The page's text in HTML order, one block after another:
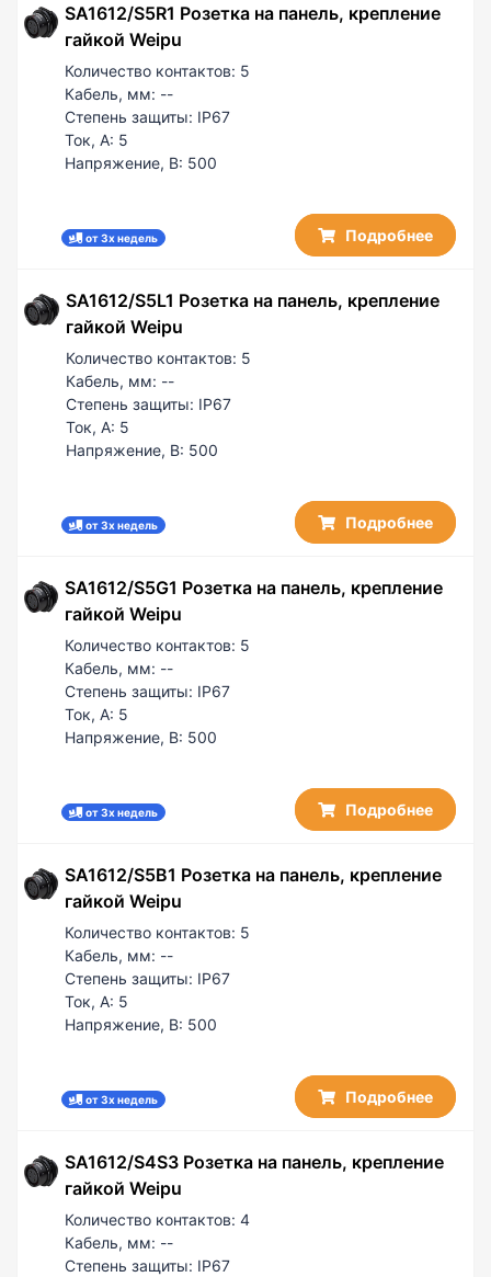
SA1612/S5R1 Розетка на панель, крепление
гайкой Weipu
Количество контактов: 5
Кабель, мм: --
Степень защиты: IP67
Ток, А: 5
Напряжение, В: 500
от 3х недель Подробнее
SA1612/S5L1 Розетка на панель, крепление
гайкой Weipu
Количество контактов: 5
Кабель, мм: --
Степень защиты: IP67
Ток, А: 5
Напряжение, В: 500
от 3х недель Подробнее
SA1612/S5G1 Розетка на панель, крепление
гайкой Weipu
Количество контактов: 5
Кабель, мм: --
Степень защиты: IP67
Ток, А: 5
Напряжение, В: 500
от 3х недель Подробнее
SA1612/S5B1 Розетка на панель, крепление
гайкой Weipu
Количество контактов: 5
Кабель, мм: --
Степень защиты: IP67
Ток, А: 5
Напряжение, В: 500
от 3х недель Подробнее
SA1612/S4S3 Розетка на панель, крепление
гайкой Weipu
Количество контактов:4
Кабель, мм: --
Степень защиты: IP67